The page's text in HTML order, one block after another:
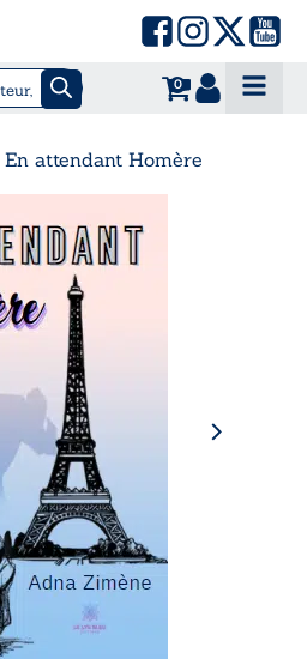
0
En attendant Homère